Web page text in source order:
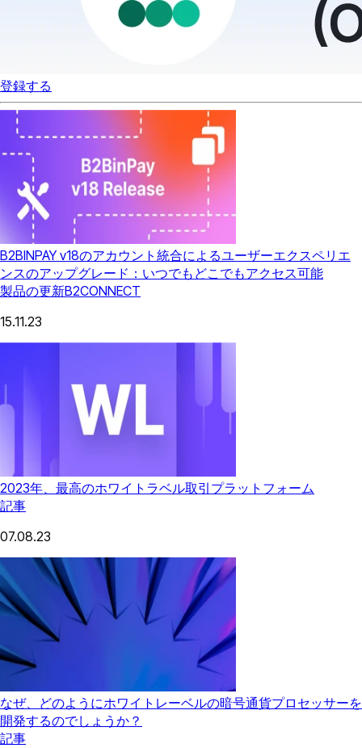
登録する
B2BINPAY v18のアカウント統合によるユーザーエクスペリエ
ンスのアップグレード：いつでもどこでもアクセス可能
製品の更新B2CONNECT
15.11.23
2023年、最高のホワイトラベル取引プラットフォーム
記事
07.08.23
なぜ、どのようにホワイトレーベルの暗号通貨プロセッサーを
開発するのでしょうか？
記事